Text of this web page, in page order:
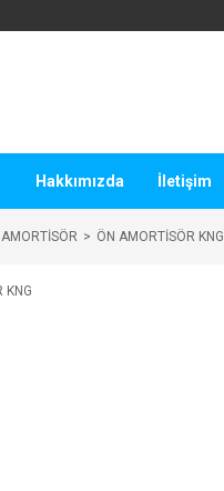
Hakkımızda İletişim
AMORTİSÖR ÖN AMORTİSÖR KNG